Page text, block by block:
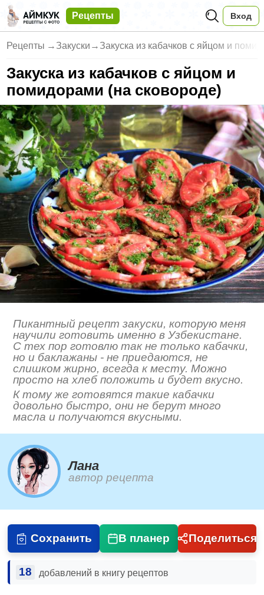
Рецепты Вход
Рецепты → Закуски → Закуска из кабачков с яйцом и
Закуска из кабачков с яйцом и
помидорами (на сковороде)
Пикантный рецепт закуски, которую меня
научили готовить именно в Узбекистане.
С тех пор готовлю так не только кабачки,
но и баклажаны - не приедаются, не
слишком жирно, всегда к месту. Можно
просто на хлеб положить и будет вкусно.
К тому же готовятся такие кабачки
довольно быстро, они не берут много
масла и получаются вкусными.
Лана
автор рецепта
Сохранить В планер Поделиться
18 добавлений в книгу рецептов